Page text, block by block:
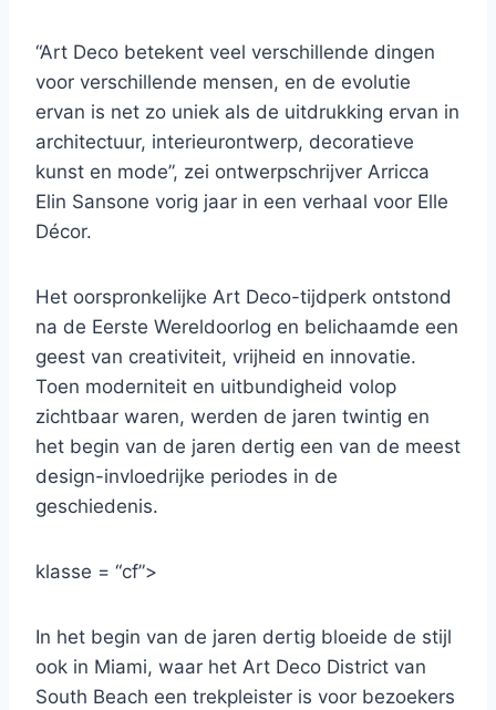
“Art Deco betekent veel verschillende dingen
voor verschillende mensen, en de evolutie
ervan is net zo uniek als de uitdrukking ervan in
architectuur, interieurontwerp, decoratieve
kunst en mode”, zei ontwerpschrijver Arricca
Elin Sansone vorig jaar in een verhaal voor Elle
Décor.
Het oorspronkelijke Art Deco-tijdperk ontstond
na de Eerste Wereldoorlog en belichaamde een
geest van creativiteit, vrijheid en innovatie.
Toen moderniteit en uitbundigheid volop
zichtbaar waren, werden de jaren twintig en
het begin van de jaren dertig een van de meest
design-invloedrijke periodes in de
geschiedenis.
klasse = “cf”>
In het begin van de jaren dertig bloeide de stijl
ook in Miami, waar het Art Deco District van
South Beach een trekpleister is voor bezoekers